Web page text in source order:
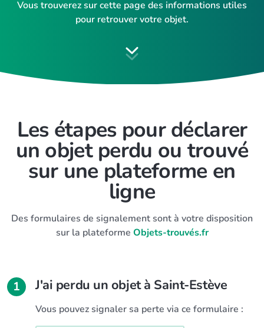
Vous trouverez sur cette page des informations utiles
pour retrouver votre objet.
Les étapes pour déclarer
un objet perdu ou trouvé
sur une plateforme en
ligne
Des formulaires de signalement sont à votre disposition
sur la plateforme Objets-trouvés.fr
1 J'ai perdu un objet à Saint-Estève
Vous pouvez signaler sa perte via ce formulaire :